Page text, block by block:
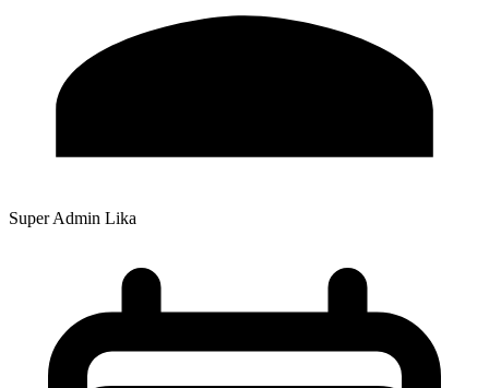
Super Admin Lika